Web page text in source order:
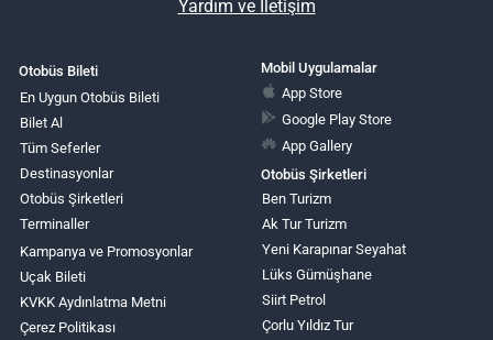
Yardım ve İletişim
Otobüs Bileti
En Uygun Otobüs Bileti
Bilet Al
Tüm Seferler
Destinasyonlar
Otobüs Şirketleri
Terminaller
Kampanya ve Promosyonlar
Uçak Bileti
KVKK Aydınlatma Metni
Çerez Politikası
Mobil Uygulamalar
App Store
Google Play Store
App Gallery
Otobüs Şirketleri
Ben Turizm
Ak Tur Turizm
Yeni Karapınar Seyahat
Lüks Gümüşhane
Siirt Petrol
Çorlu Yıldız Tur